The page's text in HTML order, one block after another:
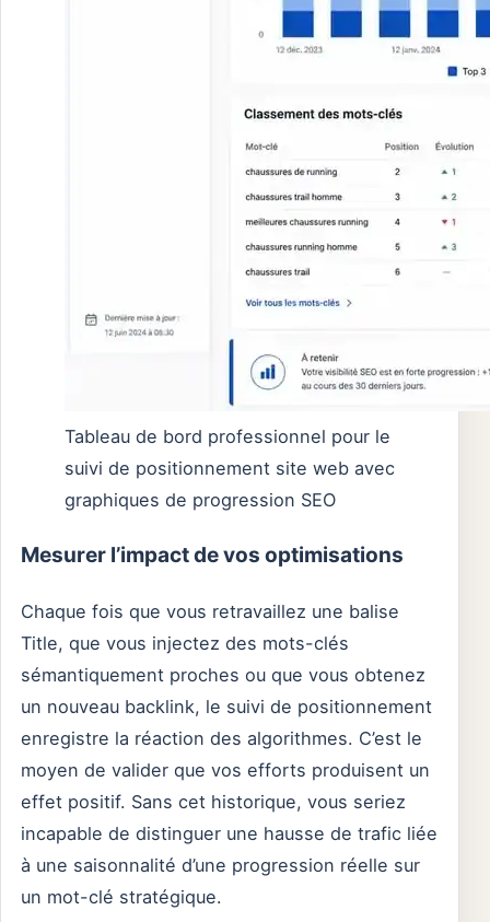
Tableau de bord professionnel pour le
suivi de positionnement site web avec
graphiques de progression SEO
Mesurer l’impact de vos optimisations
Chaque fois que vous retravaillez une balise
Title, que vous injectez des mots-clés
sémantiquement proches ou que vous obtenez
un nouveau backlink, le suivi de positionnement
enregistre la réaction des algorithmes. C’est le
moyen de valider que vos efforts produisent un
effet positif. Sans cet historique, vous seriez
incapable de distinguer une hausse de trafic liée
à une saisonnalité d’une progression réelle sur
un mot-clé stratégique.